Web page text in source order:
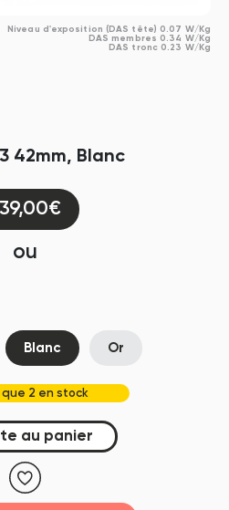
Niveau d'exposition (DAS tête) 0.07 W/Kg
DAS membres 0.34 W/Kg
DAS tronc 0.23 W/Kg
42mm, Blanc
ou
Blanc Or
que 2 en stock
au panier